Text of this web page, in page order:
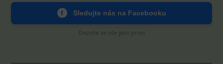
f Sledujte nás na Facebooku
Dozvíte se vše jako první